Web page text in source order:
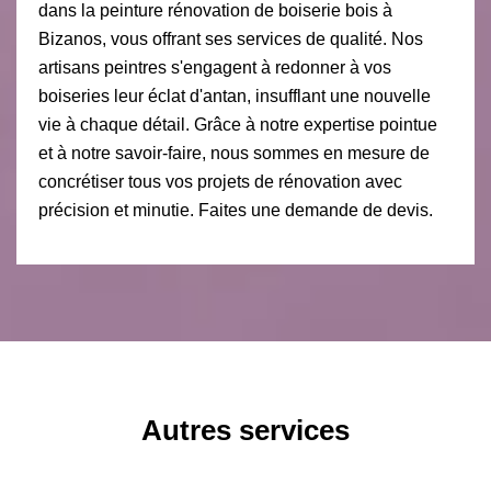
dans la peinture rénovation de boiserie bois à
Bizanos, vous offrant ses services de qualité. Nos
artisans peintres s'engagent à redonner à vos
boiseries leur éclat d'antan, insufflant une nouvelle
vie à chaque détail. Grâce à notre expertise pointue
et à notre savoir-faire, nous sommes en mesure de
concrétiser tous vos projets de rénovation avec
précision et minutie. Faites une demande de devis.
Autres services